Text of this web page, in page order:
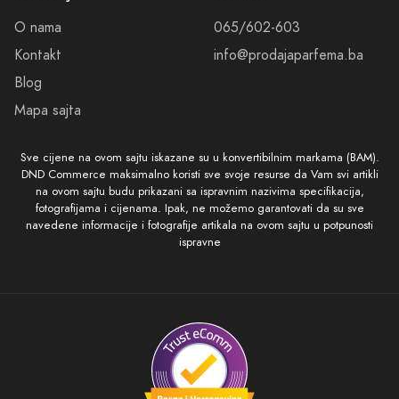
O nama
Kontakt
Blog
Mapa sajta
065/602-603
info@prodajaparfema.ba
Sve cijene na ovom sajtu iskazane su u konvertibilnim markama (BAM).
DND Commerce maksimalno koristi sve svoje resurse da Vam svi artikli
na ovom sajtu budu prikazani sa ispravnim nazivima specifikacija,
fotografijama i cijenama. Ipak, ne možemo garantovati da su sve
navedene informacije i fotografije artikala na ovom sajtu u potpunosti
ispravne